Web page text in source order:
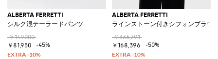
ALBERTA FERRETTI
シルク混テーラードパンツ
￥149,000
￥81,950
-45%
ALBERTA FERRETTI
ラインストーン付きシフォンブラウ
￥336,791
￥168,396
-50%